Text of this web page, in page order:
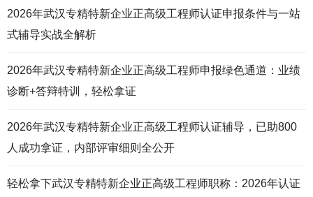
2026年武汉专精特新企业正高级工程师认证申报条件与一站
式辅导实战全解析
2026年武汉专精特新企业正高级工程师申报绿色通道：业绩
诊断+答辩特训，轻松拿证
2026年武汉专精特新企业正高级工程师认证辅导，已助800
人成功拿证，内部评审细则全公开
轻松拿下武汉专精特新企业正高级工程师职称：2026年认证